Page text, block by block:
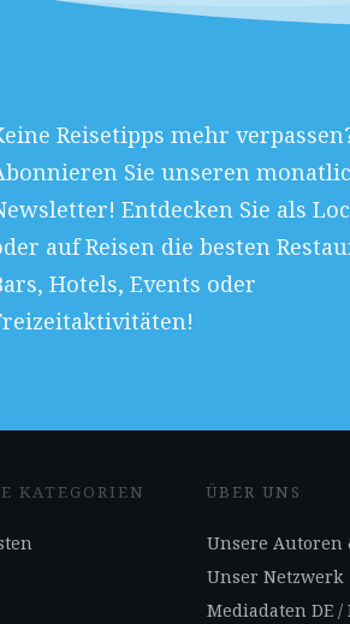
Reisetipps mehr
Sie unseren
Entdecken Sie als
auf Reisen die besten
Hotels, Events oder
KATEGORIEN ÜBER UNS
Unsere Autoren
Unser Netzwerk
Mediadaten DE /